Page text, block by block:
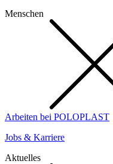
Menschen
Arbeiten bei POLOPLAST
Jobs & Karriere
Aktuelles